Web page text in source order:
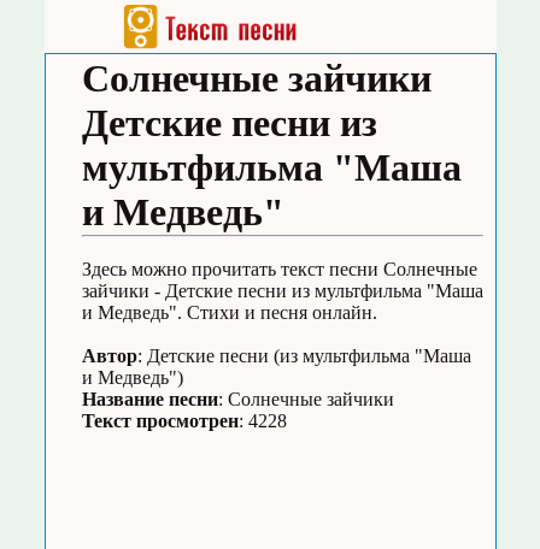
Солнечные зайчики
Детские песни из
мультфильма "Маша
и Медведь"
Здесь можно прочитать текст песни Солнечные
зайчики - Детские песни из мультфильма "Маша
и Медведь". Стихи и песня онлайн.
Автор: Детские песни (из мультфильма "Маша
и Медведь")
Название песни: Солнечные зайчики
Текст просмотрен: 4228